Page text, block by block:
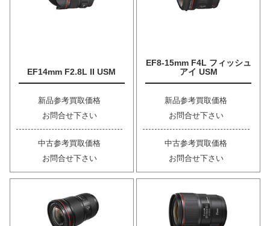
EF14mm F2.8L II USM
新品参考買取価格
お問合せ下さい
中古参考買取価格
お問合せ下さい
EF8-15mm F4L フィッシュ
アイ USM
新品参考買取価格
お問合せ下さい
中古参考買取価格
お問合せ下さい